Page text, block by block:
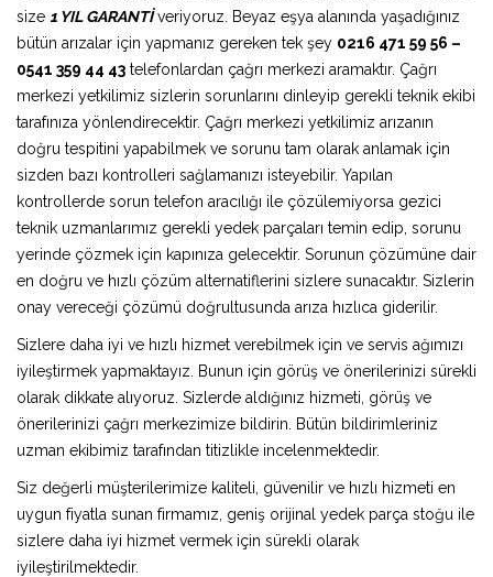
size 1 YIL GARANTİveriyoruz. Beyaz eşya alanında yaşadığınız
bütün arızalar için yapmanız gereken tek şey 0216 471 59 56 –
0541 359 44 43 telefonlardan çağrı merkezi aramaktır. Çağrı
merkezi yetkilimiz sizlerin sorunlarını dinleyip gerekli teknik ekibi
tarafınıza yönlendirecektir. Çağrı merkezi yetkilimiz arızanın
doğru tespitini yapabilmek ve sorunu tam olarak anlamak için
sizden bazı kontrolleri sağlamanızı isteyebilir. Yapılan
kontrollerde sorun telefon aracılığı ile çözülemiyorsa gezici
teknik uzmanlarımız gerekli yedek parçaları temin edip, sorunu
yerinde çözmek için kapınıza gelecektir. Sorunun çözümüne dair
en doğru ve hızlı çözüm alternatiflerini sizlere sunacaktır. Sizlerin
onay vereceği çözümü doğrultusunda arıza hızlıca giderilir.
Sizlere daha iyi ve hızlı hizmet verebilmek için ve servis ağımızı
iyileştirmek yapmaktayız. Bunun için görüş ve önerilerinizi sürekli
olarak dikkate alıyoruz. Sizlerde aldığınız hizmeti, görüş ve
önerilerinizi çağrı merkezimize bildirin. Bütün bildirimleriniz
uzman ekibimiz tarafından titizlikle incelenmektedir.
Siz değerli müşterilerimize kaliteli, güvenilir ve hızlı hizmeti en
uygun fiyatla sunan firmamız, geniş orijinal yedek parça stoğu ile
sizlere daha iyi hizmet vermek için sürekli olarak
iyileştirilmektedir.